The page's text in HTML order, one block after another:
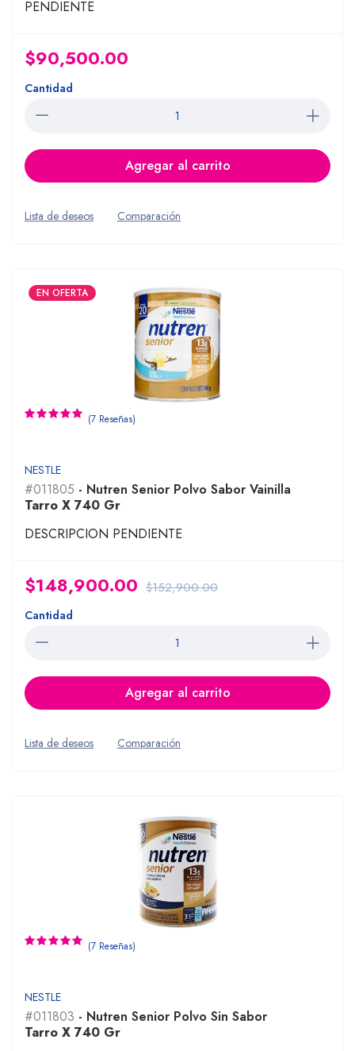
PENDIENTE
$90,500.00
Cantidad
Agregar al carrito
Lista de deseos Comparación
EN OFERTA
(7 Reseñas)
NESTLE
#011805 - Nutren Senior Polvo Sabor Vainilla
Tarro X 740 Gr
DESCRIPCION PENDIENTE
$148,900.00 $152,900.00
Cantidad
Agregar al carrito
Lista de deseos Comparación
(7 Reseñas)
NESTLE
#011803 - Nutren Senior Polvo Sin Sabor
Tarro X 740 Gr